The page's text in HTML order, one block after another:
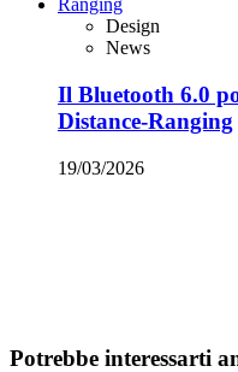
Design
News
Il Bluetooth 6.0
Distance-Ranging
19/03/2026
Potrebbe interessarti